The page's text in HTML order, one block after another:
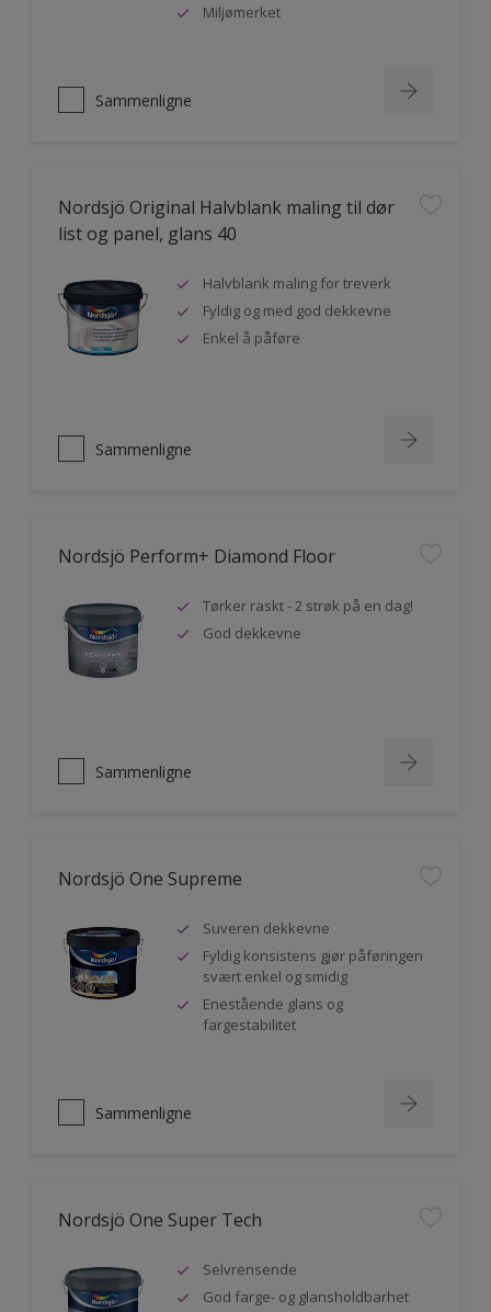
Miljømerket
Sammenligne
Nordsjö Original Halvblank maling til dør
list og panel, glans 40
Halvblank maling for treverk
Fyldig og med god dekkevne
Enkel å påføre
Sammenligne
Nordsjö Perform+ Diamond Floor
Tørker raskt - 2 strøk på en dag!
God dekkevne
Sammenligne
Nordsjö One Supreme
Suveren dekkevne
Fyldig konsistens gjør påføringen
svært enkel og smidig
Enestående glans og
fargestabilitet
Sammenligne
Nordsjö One Super Tech
Selvrensende
God farge- og glansholdbarhet